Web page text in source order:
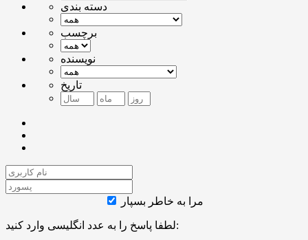
دسته بندی
برچسب
نویسنده
تاریخ
مرا به خاطر بسپار
لطفا پاسخ را به عدد انگلیسی وارد کنید: